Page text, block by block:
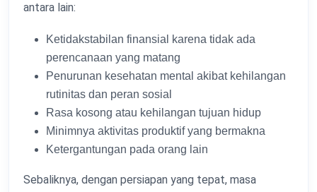
antara lain:
Ketidakstabilan finansial karena tidak ada
perencanaan yang matang
Penurunan kesehatan mental akibat kehilangan
rutinitas dan peran sosial
Rasa kosong atau kehilangan tujuan hidup
Minimnya aktivitas produktif yang bermakna
Ketergantungan pada orang lain
Sebaliknya, dengan persiapan yang tepat, masa